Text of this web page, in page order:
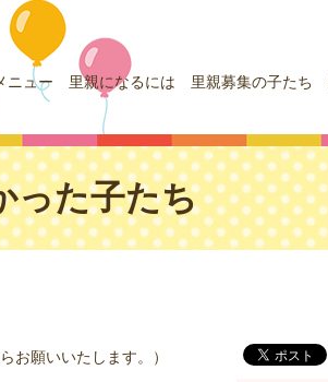
ニュー 里親になるには 里親募集の子たち
った子たち
お願いいたします。）